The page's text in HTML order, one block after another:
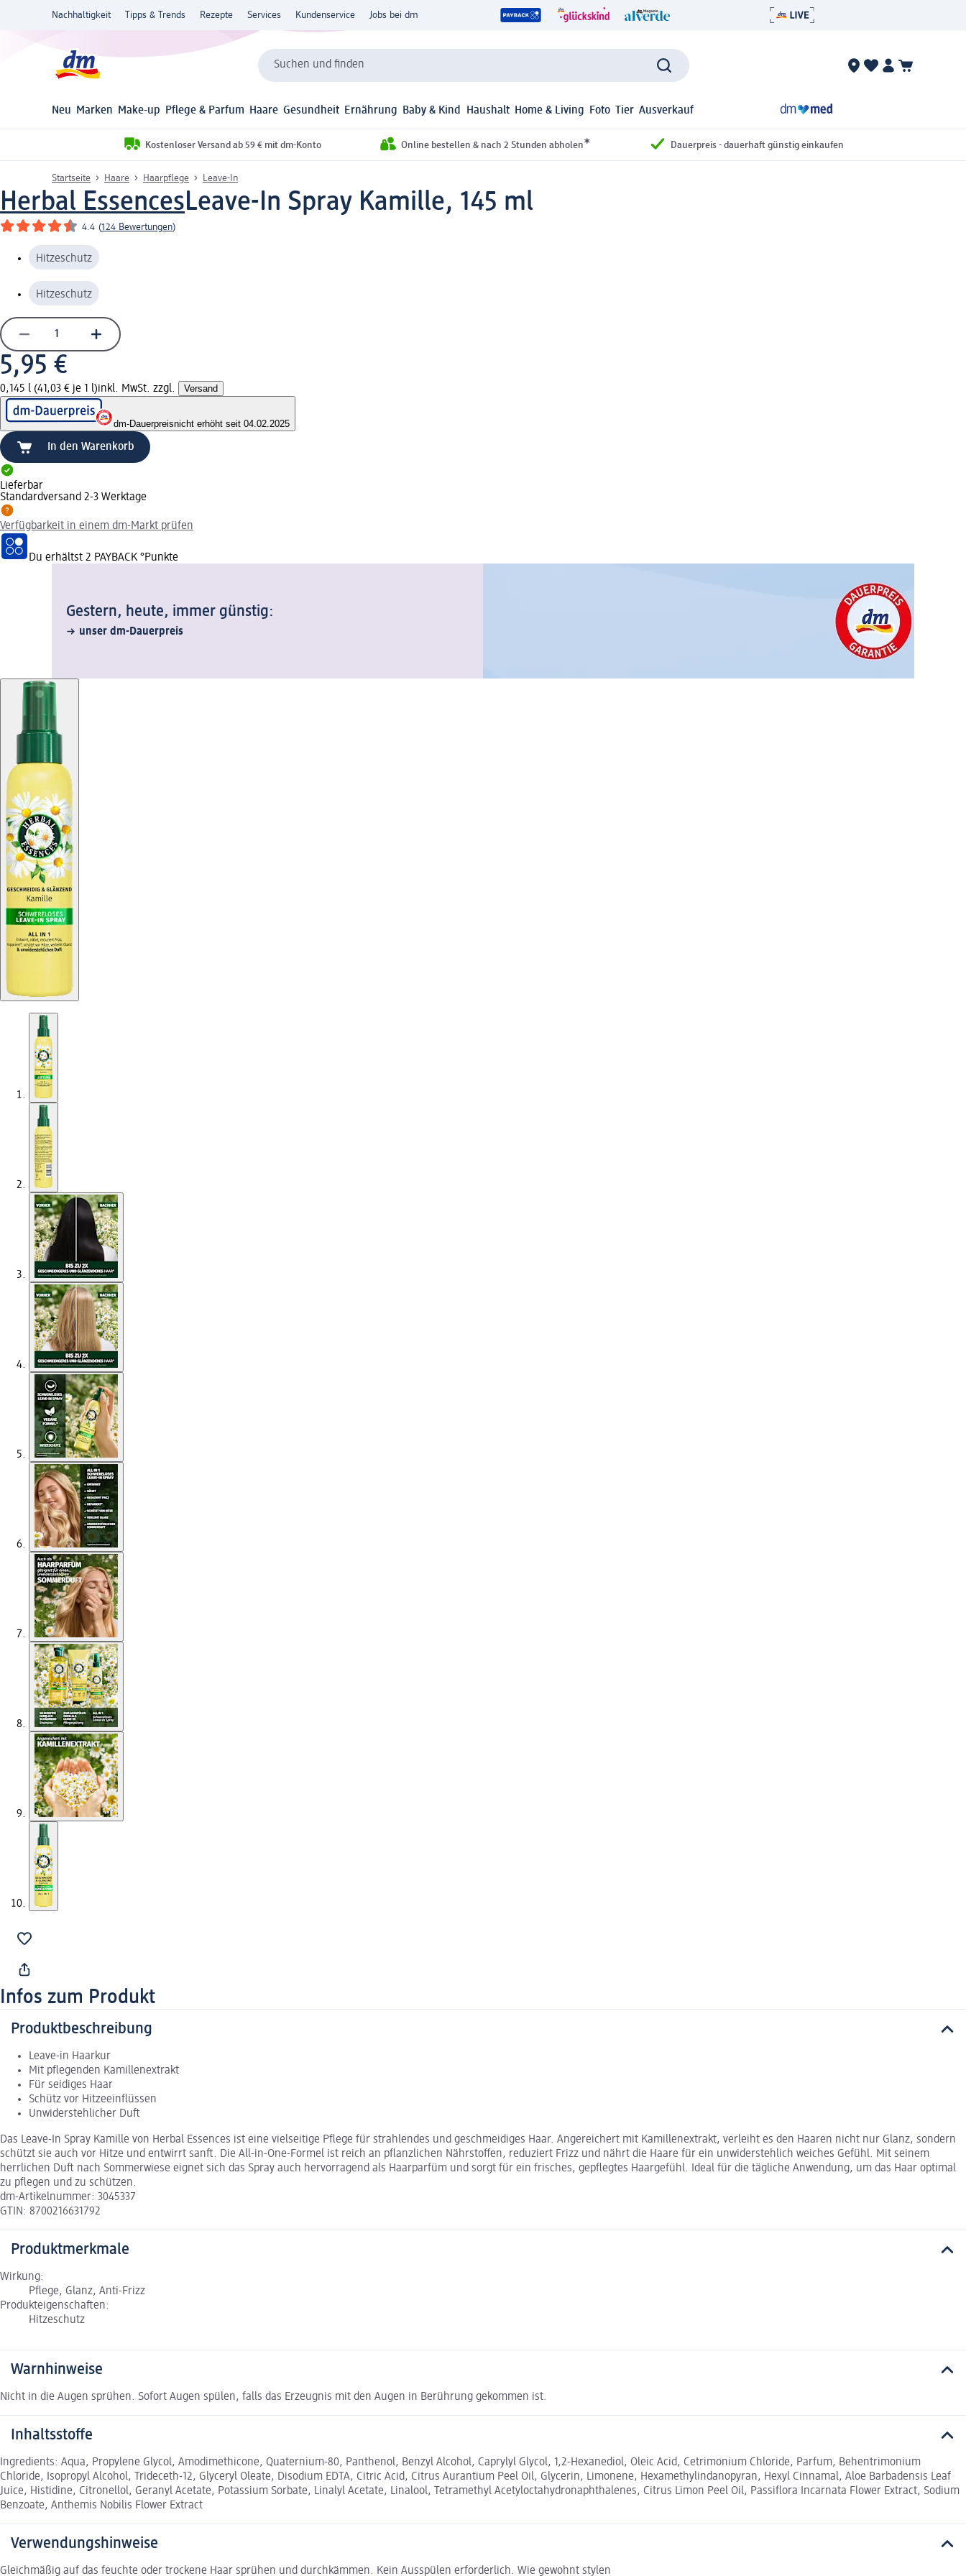
Nachhaltigkeit Tipps & Trends Rezepte Services Kundenservice Jobs bei dm
Suchen und finden
Neu Marken Make-up Pflege & Parfum Haare Gesundheit Ernährung Baby & Kind Haushalt Home & Living Foto Tier Ausverkauf
Kostenloser Versand ab 59 € mit dm-Konto Online bestellen & nach 2 Stunden abholen* Dauerpreis - dauerhaft günstig einkaufen
Startseite Haare Haarpflege Leave-In
Herbal EssencesLeave-In Spray Kamille, 145 ml
4.4 (124 Bewertungen)
Hitzeschutz
Hitzeschutz
5,95 €
0,145 l (41,03 € je 1 l)inkl. MwSt. zzgl. Versand
dm-Dauerpreisnicht erhöht seit 04.02.2025
In den Warenkorb
Lieferbar
Standardversand 2-3 Werktage
Verfügbarkeit in einem dm-Markt prüfen
Du erhältst 2 PAYBACK °Punkte
Gestern, heute, immer günstig:
unser dm-Dauerpreis
Infos zum Produkt
Produktbeschreibung
Leave-in Haarkur
Mit pflegenden Kamillenextrakt
Für seidiges Haar
Schütz vor Hitzeeinflüssen
Unwiderstehlicher Duft
Das Leave-In Spray Kamille von Herbal Essences ist eine vielseitige Pflege für strahlendes und geschmeidiges Haar. Angereichert mit Kamillenextrakt, verleiht es den Haaren nicht nur Glanz, sondern
schützt sie auch vor Hitze und entwirrt sanft. Die All-in-One-Formel ist reich an pflanzlichen Nährstoffen, reduziert Frizz und nährt die Haare für ein unwiderstehlich weiches Gefühl. Mit seinem
herrlichen Duft nach Sommerwiese eignet sich das Spray auch hervorragend als Haarparfüm und sorgt für ein frisches, gepflegtes Haargefühl. Ideal für die tägliche Anwendung, um das Haar optimal
zu pflegen und zu schützen.
dm-Artikelnummer: 3045337
GTIN: 8700216631792
Produktmerkmale
Wirkung:
Pflege, Glanz, Anti-Frizz
Produkteigenschaften:
Hitzeschutz
Warnhinweise
Nicht in die Augen sprühen. Sofort Augen spülen, falls das Erzeugnis mit den Augen in Berührung gekommen ist.
Inhaltsstoffe
Ingredients: Aqua, Propylene Glycol, Amodimethicone, Quaternium-80, Panthenol, Benzyl Alcohol, Caprylyl Glycol, 1,2-Hexanediol, Oleic Acid, Cetrimonium Chloride, Parfum, Behentrimonium
Chloride, Isopropyl Alcohol, Trideceth-12, Glyceryl Oleate, Disodium EDTA, Citric Acid, Citrus Aurantium Peel Oil, Glycerin, Limonene, Hexamethylindanopyran, Hexyl Cinnamal, Aloe Barbadensis Leaf
Juice, Histidine, Citronellol, Geranyl Acetate, Potassium Sorbate, Linalyl Acetate, Linalool, Tetramethyl Acetyloctahydronaphthalenes, Citrus Limon Peel Oil, Passiflora Incarnata Flower Extract, Sodium
Benzoate, Anthemis Nobilis Flower Extract
Verwendungshinweise
Gleichmäßig auf das feuchte oder trockene Haar sprühen und durchkämmen. Kein Ausspülen erforderlich. Wie gewohnt stylen